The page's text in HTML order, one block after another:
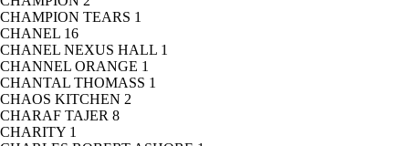
CHAMPION TEARS 1
CHANEL 16
CHANEL NEXUS HALL 1
CHANNEL ORANGE 1
CHANTAL THOMASS 1
CHAOS KITCHEN 2
CHARAF TAJER 8
CHARITY 1